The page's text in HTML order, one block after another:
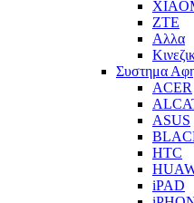
ZTE
Αλλα
Συστημα
ACER
ASUS
HTC
iPAD